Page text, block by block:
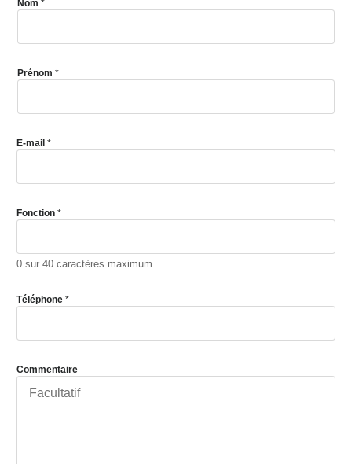
Nom *
Prénom *
E-mail *
Fonction *
0 sur 40 caractères maximum.
Téléphone *
Commentaire